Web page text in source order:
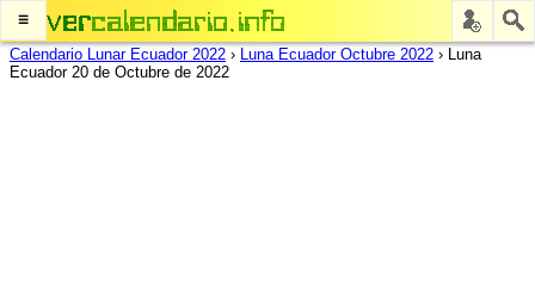
≡
Calendario Lunar Ecuador 2022 › Luna Ecuador Octubre 2022 › Luna
Ecuador 20 de Octubre de 2022